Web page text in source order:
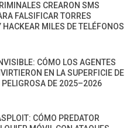
CREARON SMS
FALSIFICAR TORRES
HACKEAR MILES DE TELÉFONOS
CÓMO LOS AGENTES
EN LA SUPERFICIE DE
PELIGROSA DE 2025–2026
CÓMO PREDATOR